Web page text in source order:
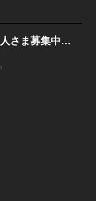
焦らしてくれるご主人さま募集中～ご褒美はおしおきで【タテヨミ】